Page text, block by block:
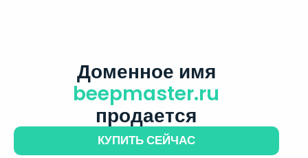
Доменное имя
beepmaster.ru
продается
КУПИТЬ СЕЙЧАС